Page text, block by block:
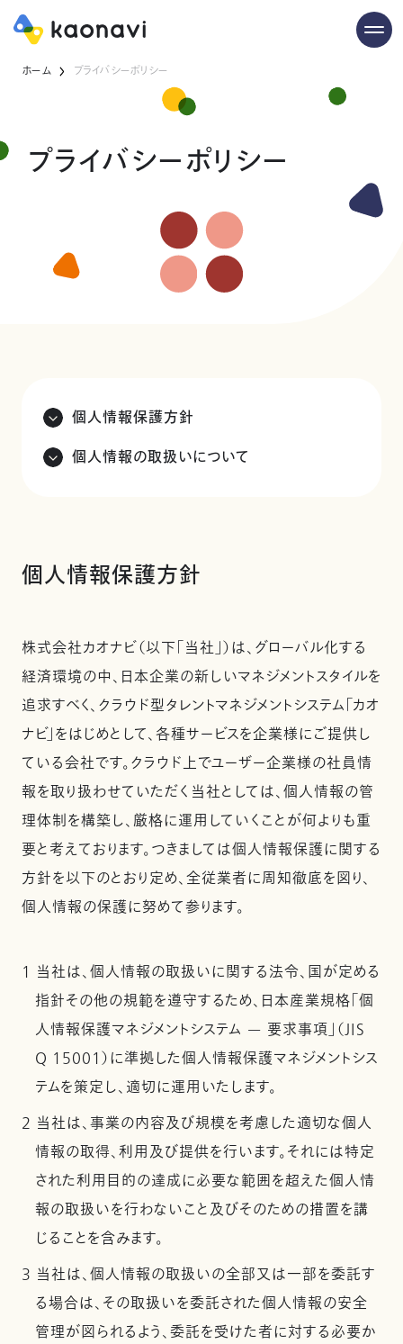
ホーム プライバシーポリシー
プライバシーポリシー
個人情報保護方針
個人情報の取扱いについて
個人情報保護方針
株式会社カオナビ（以下「当社」）は、グローバル化する
経済環境の中、日本企業の新しいマネジメントスタイルを
追求すべく、クラウド型タレントマネジメントシステム「カオ
ナビ」をはじめとして、各種サービスを企業様にご提供し
ている会社です。クラウド上でユーザー企業様の社員情
報を取り扱わせていただく当社としては、個人情報の管
理体制を構築し、厳格に運用していくことが何よりも重
要と考えております。つきましては個人情報保護に関する
方針を以下のとおり定め、全従業者に周知徹底を図り、
個人情報の保護に努めて参ります。
1 当社は、個人情報の取扱いに関する法令、国が定める
指針その他の規範を遵守するため、日本産業規格「個
人情報保護マネジメントシステム — 要求事項」（JIS
Q 15001）に準拠した個人情報保護マネジメントシス
テムを策定し、適切に運用いたします。
2 当社は、事業の内容及び規模を考慮した適切な個人
情報の取得、利用及び提供を行います。それには特定
された利用目的の達成に必要な範囲を超えた個人情
報の取扱いを行わないこと及びそのための措置を講
じることを含みます。
3 当社は、個人情報の取扱いの全部又は一部を委託す
る場合は、その取扱いを委託された個人情報の安全
管理が図られるよう、委託を受けた者に対する必要か